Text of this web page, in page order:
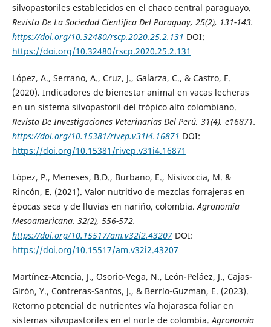
silvopastoriles establecidos en el chaco central paraguayo.
Revista De La Sociedad Científica Del Paraguay, 25(2), 131-143.
https://doi.org/10.32480/rscp.2020.25.2.131 DOI:
https://doi.org/10.32480/rscp.2020.25.2.131
López, A., Serrano, A., Cruz, J., Galarza, C., & Castro, F.
(2020). Indicadores de bienestar animal en vacas lecheras
en un sistema silvopastoril del trópico alto colombiano.
Revista De Investigaciones Veterinarias Del Perú, 31(4), e16871.
https://doi.org/10.15381/rivep.v31i4.16871 DOI:
https://doi.org/10.15381/rivep.v31i4.16871
López, P., Meneses, B.D., Burbano, E., Nisivoccia, M. &
Rincón, E. (2021). Valor nutritivo de mezclas forrajeras en
épocas seca y de lluvias en nariño, colombia.Agronomía
Mesoamericana. 32(2), 556-572.
https://doi.org/10.15517/am.v32i2.43207DOI:
https://doi.org/10.15517/am.v32i2.43207
Martínez-Atencia, J., Osorio-Vega, N., León-Peláez, J., Cajas-
Girón, Y., Contreras-Santos, J., & Berrío-Guzman, E. (2023).
Retorno potencial de nutrientes vía hojarasca foliar en
sistemas silvopastoriles en el norte de colombia.Agronomía